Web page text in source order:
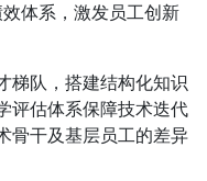
体系，激发员工创新
梯队，搭建结构化知识
评估体系保障技术迭代
骨干及基层员工的差异